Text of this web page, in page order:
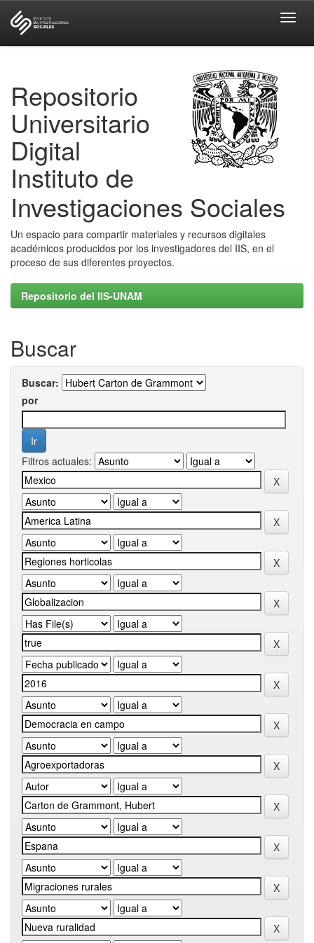
Repositorio
Universitario
Digital
Instituto de
Investigaciones Sociales
Un espacio para compartir materiales y recursos digitales
académicos producidos por los investigadores del IIS, en el
proceso de sus diferentes proyectos.
Repositorio del IIS-UNAM
Buscar
Buscar:
por
Filtros actuales: